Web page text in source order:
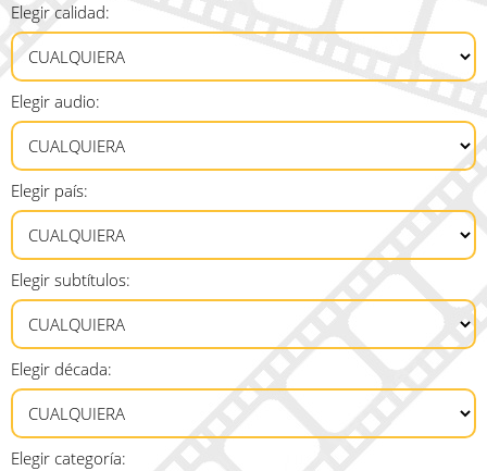
Elegir calidad:
Elegir audio:
Elegir país:
Elegir subtítulos:
Elegir década:
Elegir categoría: